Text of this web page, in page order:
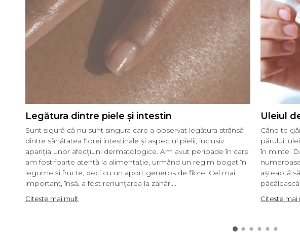
Legătura dintre piele și intestin
Sunt sigură că nu sunt singura care a observat legătura strânsă
dintre sănătatea florei intestinale și aspectul pielii, inclusiv
apariția unor afecțiuni dermatologice. Am avut perioade în care
am fost foarte atentă la alimentație, urmând un regim bogat în
legume și fructe, deci cu un aport generos de fibre. Cel mai
important, însă, a fost renunțarea la zahăr,...
Citeste mai mult
Uleiul
Când te
părului,
în minte.
așteaptă
Citeste mai